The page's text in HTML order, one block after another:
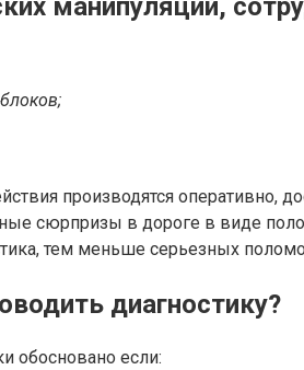
манипуляций,
производятся оперативно,
сюрпризы в дороге в виде
тем меньше серьезных
диагностику?
обосновано если: